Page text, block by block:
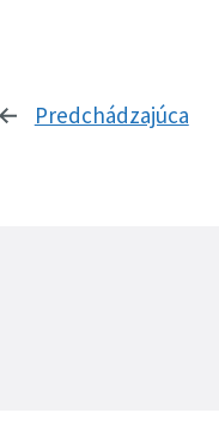
Predchádzajúca